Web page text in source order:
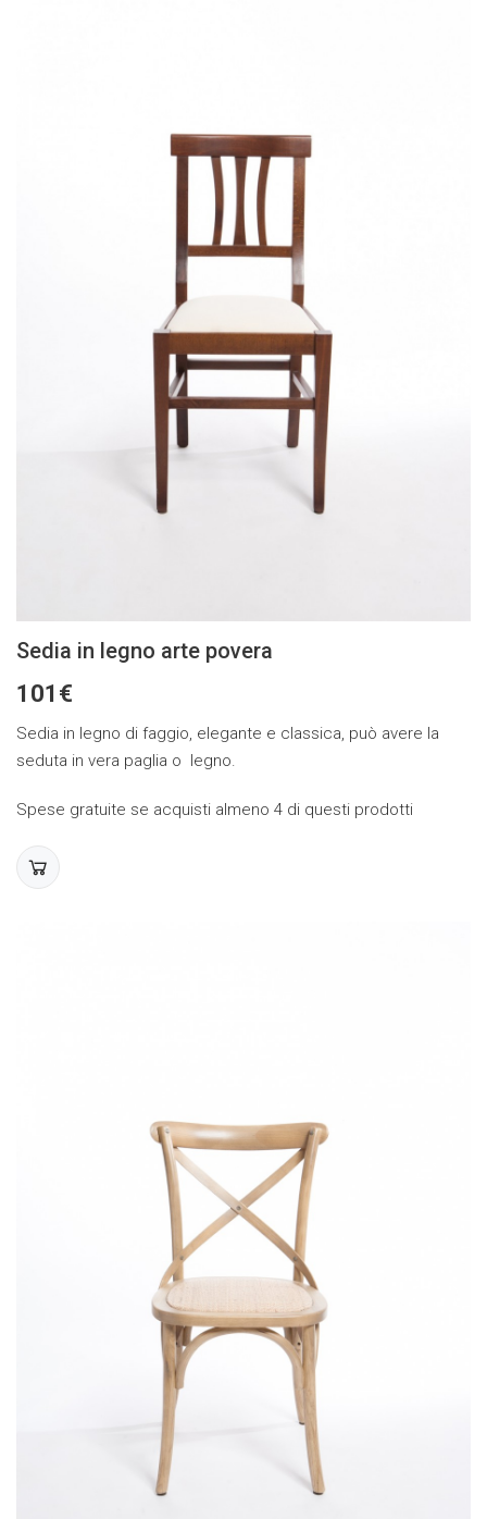
Sedia in legno arte povera
101€
Sedia in legno di faggio, elegante e classica, può avere la
seduta in vera paglia o legno.
Spese gratuite se acquisti almeno 4 di questi prodotti